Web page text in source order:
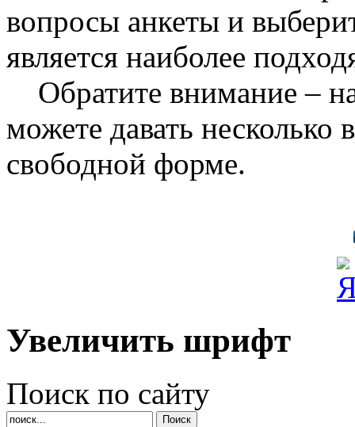
вопросы анкеты и
является наиболее
Обратите внимание –
можете давать несколько
свободной форме.
Увеличить шрифт
Поиск по сайту